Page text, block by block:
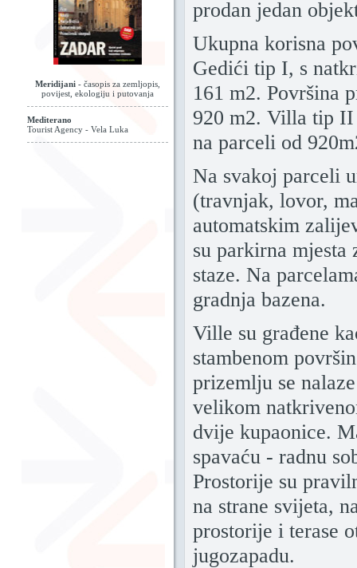
Meridijani - časopis za zemljopis,
povijest, ekologiju i putovanja
Mediterano
Tourist Agency - Vela Luka
prodan jedan
Ukupna korisna
Gedići tip I, s
161 m2. Površina
920 m2. Villa tip II
na parceli od
Na svakoj parceli
(travnjak, lovor,
automatskim
su parkirna
staze. Na
gradnja bazena.
Ville su građene
stambenom
prizemlju se
velikom
dvije kupaonice.
spavaću - radnu
Prostorije su
na strane svijeta,
prostorije i terase
jugozapadu.